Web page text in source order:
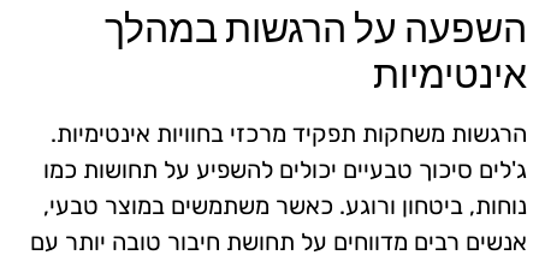
השפעה על הרגשות במהלך
אינטימיות
הרגשות משחקות תפקיד מרכזי בחוויות אינטימיות.
ג'לים סיכוך טבעיים יכולים להשפיע על תחושות כמו
נוחות, ביטחון ורוגע. כאשר משתמשים במוצר טבעי,
אנשים רבים מדווחים על תחושת חיבור טובה יותר עם